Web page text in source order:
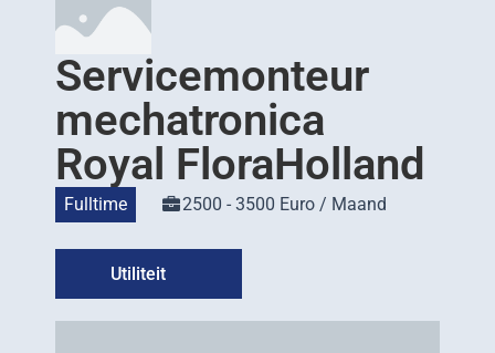
Servicemonteur
mechatronica
Royal FloraHolland
Fulltime 2500 - 3500 Euro / Maand
Utiliteit